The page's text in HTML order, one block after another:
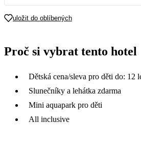
uložit do oblíbených
Proč si vybrat tento hotel
Dětská cena/sleva pro děti do: 12
Slunečníky a lehátka zdarma
Mini aquapark pro děti
All inclusive